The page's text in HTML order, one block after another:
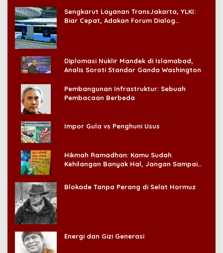
Sengkarut Layanan TransJakarta, YLKI:
Biar Cepat, Adakan Forum Dialog
Diplomasi Nuklir Mandek di Islamabad,
Analis Soroti Standar Ganda Washington
Pembangunan Infrastruktur: Sebuah
Pembacaan Berbeda
Impor Gula vs Penghuni Usus
Hikmah Ramadhan: Kamu Sudah
Kehilangan Banyak Hal, Jangan Sampai
Blokade Tanpa Perang di Selat Hormuz
Energi dan Gizi Generasi